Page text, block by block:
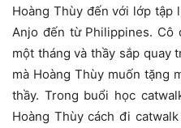
Hoàng Thùy đến với lớp tập
Anjo đến từ Philippines. Cô
một tháng và thầy sắp quay
mà Hoàng Thùy muốn tặng
thầy. Trong buổi học
Hoàng Thùy cách đi